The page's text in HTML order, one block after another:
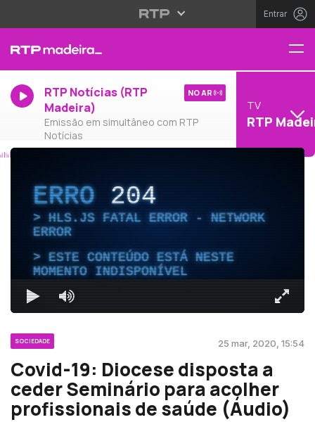
Entrar
RTP Notícias (RTP
Madeira)
Emissão em simultâneo com RTP
Notícias
NO AR
TV
RTP
ERRO204
HLS.JS FATAL ERROR - NETWORK
ERROR
ESTE CONTEÚDO ESTÁ NESTE
MOMENTO INDISPONÍVEL
SOCIEDADE 25 mar, 2020, 15:54
Covid-19: Diocese disposta a
ceder Seminário para acolher
profissionais de saúde (Áudio)